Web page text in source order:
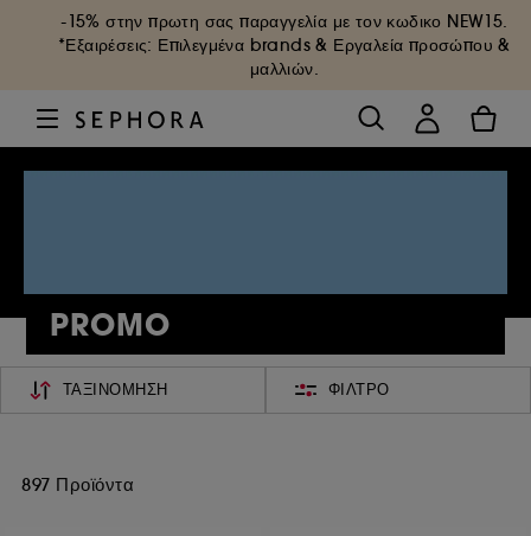
-15% στην πρωτη σας παραγγελία με τον κωδικο NEW15.
*Εξαιρέσεις: Επιλεγμένα brands & Εργαλεία προσώπου &
μαλλιών.
PROMO
ΤΑΞΙΝΌΜΗΣΗ ΦΊΛΤΡΟ
897 Προϊόντα